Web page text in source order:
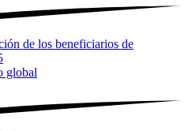
de los beneficiarios de
global